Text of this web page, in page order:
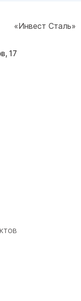
«Инвест Сталь»
17